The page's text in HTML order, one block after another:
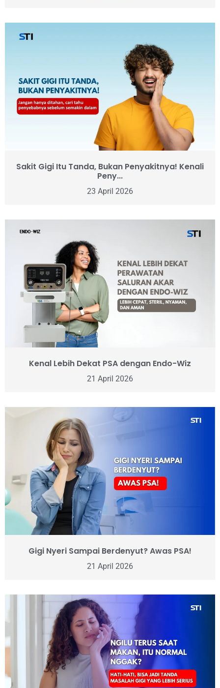
Sakit Gigi Itu Tanda, Bukan Penyakitnya! Kenali
Peny...
23 April 2026
Kenal Lebih Dekat PSA dengan Endo-Wiz
21 April 2026
Gigi Nyeri Sampai Berdenyut? Awas PSA!
21 April 2026